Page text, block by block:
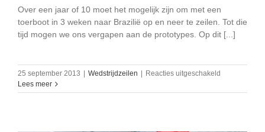
Over een jaar of 10 moet het mogelijk zijn om met een
toerboot in 3 weken naar Brazilië op en neer te zeilen. Tot die
tijd mogen we ons vergapen aan de prototypes. Op dit [...]
25 september 2013 | Wedstrijdzeilen | Reacties uitgeschakeld
4.0;
Lees meer